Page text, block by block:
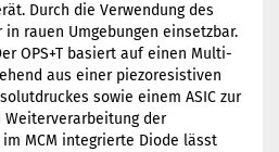
Durch die Verwendung des
rauen Umgebungen einsetzbar.
OPS+T basiert auf einen Multi-
aus einer piezoresistiven
sowie einem ASIC zur
Weiterverarbeitung der
MCM integrierte Diode lässt